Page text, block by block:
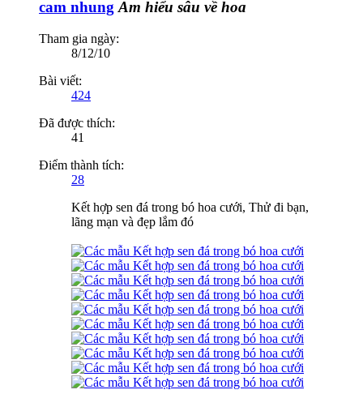
cam nhung Am hiểu sâu về hoa
Tham gia ngày:
8/12/10
Bài viết:
424
Đã được thích:
41
Điểm thành tích:
28
Kết hợp sen đá trong bó hoa cưới, Thử đi bạn,
lãng mạn và đẹp lắm đó